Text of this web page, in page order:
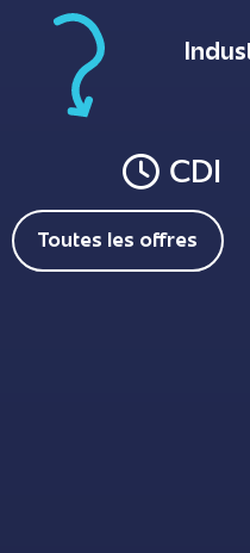
CDI
Toutes les offres